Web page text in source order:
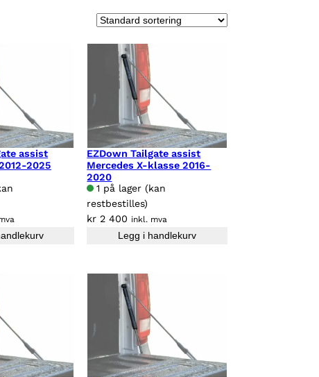
assist
2025
EZDown Tailgate assist
Mercedes X-klasse 2016-
2020
1 på lager (kan
restbestilles)
kr 2 400 inkl. mva
Legg i handlekurv